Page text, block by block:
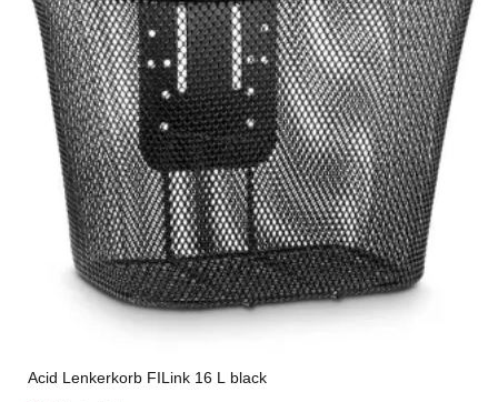
Acid Lenkerkorb FILink 16 L black